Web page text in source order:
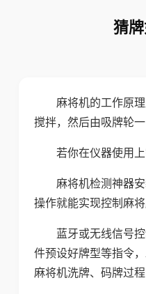
猜
麻将机的工作原
搅拌，然后由吸牌轮
若你在仪器使用
麻将机检测神器
操作就能实现控制麻
蓝牙或无线信号
件预设好牌型等指令
麻将机洗牌、码牌过